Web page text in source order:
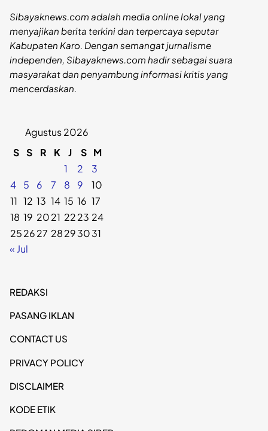
Sibayaknews.com adalah media online lokal yang
menyajikan berita terkini dan terpercaya seputar
Kabupaten Karo. Dengan semangat jurnalisme
independen, Sibayaknews.com hadir sebagai suara
masyarakat dan penyambung informasi kritis yang
mencerdaskan.
Agustus 2026
S S R K J S M
1
2
3
4
5 6 7 8 9
10
11 12 13 14 15 16 17
18 19 2021 2223 24
252627 28293031
« Jul
REDAKSI
PASANG IKLAN
CONTACT US
PRIVACY POLICY
DISCLAIMER
KODE ETIK